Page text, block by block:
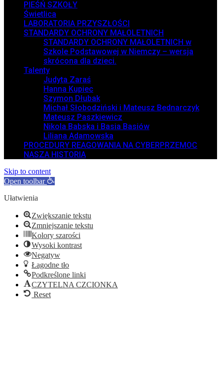
PIEŚŃ SZKOŁY
Świetlica
LABORATORIA PRZYSZŁOŚCI
STANDARDY OCHRONY MAŁOLETNICH
STANDARDY OCHRONY MAŁOLETNICH w
Szkole Podstawowej w Niemczy – wersja
skrócona dla dzieci.
Talenty
Judyta Zaraś
Hanna Kupiec
Szymon Dłubak
Michał Słobodziński i Mateusz Bednarczyk
Mateusz Paszkiewicz
Nikola Babska i Basia Basiów
Liliana Adamowska
PROCEDURY REAGOWANIA NA CYBERPRZEMOC
NASZA HISTORIA
Skip to content
Open toolbar
Ułatwienia
Zwiększanie tekstu
Zmniejszanie tekstu
Kolory szarości
Wysoki kontrast
Negatyw
Łagodne tło
Podkreślone linki
CZYTELNA CZCIONKA
Reset